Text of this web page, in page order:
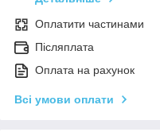
Оплатити частинами
Післяплата
Оплата на рахунок
Всі умови оплати